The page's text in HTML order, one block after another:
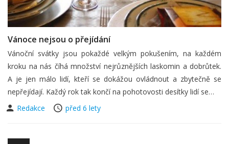
Vánoce nejsou o přejídání
Vánoční svátky jsou pokaždé velkým pokušením, na každém
kroku na nás číhá množství nejrůznějších laskomin a dobrůtek.
A je jen málo lidí, kteří se dokážou ovládnout a zbytečně se
nepřejídají. Každý rok tak končí na pohotovosti desítky lidí se…
Redakce
před 6 lety